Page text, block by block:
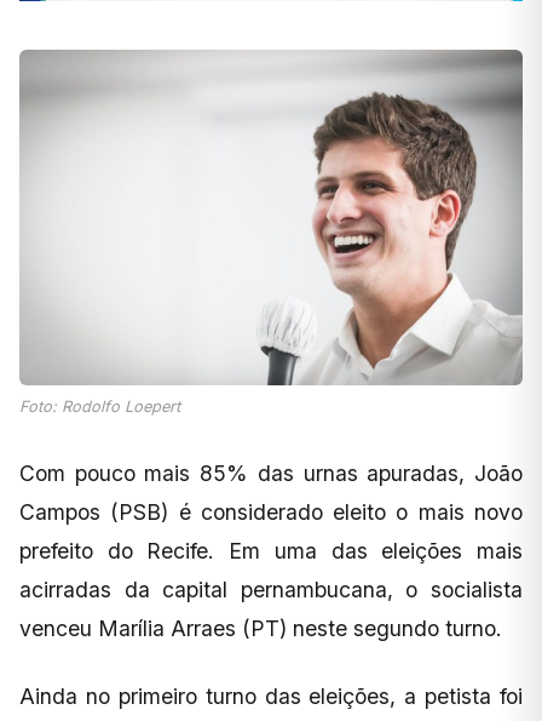
Foto: Rodolfo Loepert
Com pouco mais 85% das urnas apuradas, João
Campos (PSB) é considerado eleito o mais novo
prefeito do Recife. Em uma das eleições mais
acirradas da capital pernambucana, o socialista
venceu Marília Arraes (PT) neste segundo turno.
Ainda no primeiro turno das eleições, a petista foi